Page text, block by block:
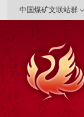
中国煤矿文联站群